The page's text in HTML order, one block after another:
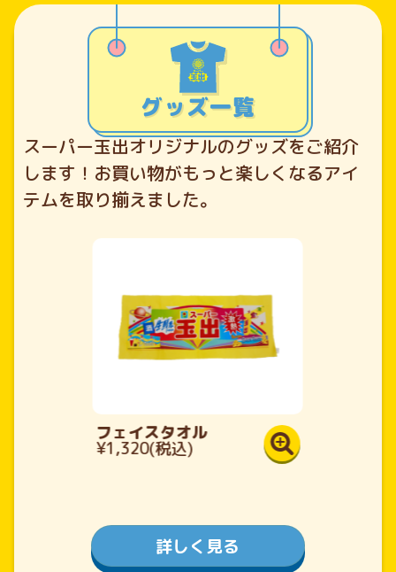
グッズ一覧
スーパー玉出オリジナルのグッズをご紹介
します！ お買い物がもっと楽しくなるアイ
テムを取り揃えました。
フェイスタオル
¥1,320(税込)
詳しく見る